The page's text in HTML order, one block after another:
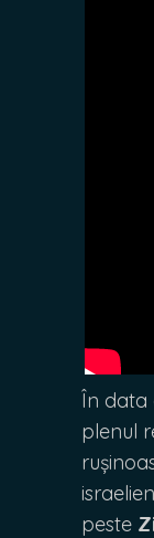
În data
plenul
peste